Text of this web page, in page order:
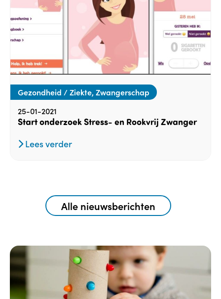
Gezondheid / Ziekte, Zwangerschap
25-01-2021
Start onderzoek Stress- en Rookvrij Zwanger
Lees verder
Alle nieuwsberichten